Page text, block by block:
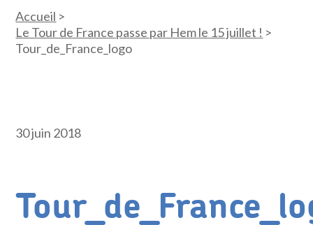
Accueil >
Le Tour de France passe par Hem le 15 juillet ! >
Tour_de_France_logo
30 juin 2018